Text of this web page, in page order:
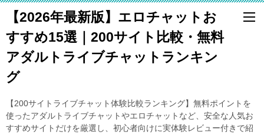
【2026年最新版】エロチャットお
すすめ15選｜200サイト比較・無料
アダルトライブチャットランキン
グ
【200サイトライブチャット体験比較ランキング】無料ポイントを
使ったアダルトライブチャットやエロチャットなど、安全な人気お
すすめサイトだけを厳選し、初心者向けに実体験レビュー付きで紹